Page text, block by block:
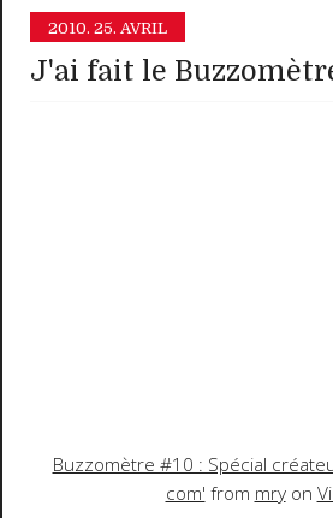
2010. 25. AVRIL
J'ai fait le
Buzzomètre #10 : Spécial
com' from mryon